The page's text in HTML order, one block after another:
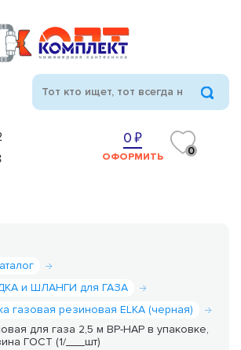
0
ОФОРМИТЬ 0
и ШЛАНГИ для ГАЗА
газовая резиновая ELKA (черная)
для газа 2,5 м ВР-НАР в упаковке,
ГОСТ (1/___шт)